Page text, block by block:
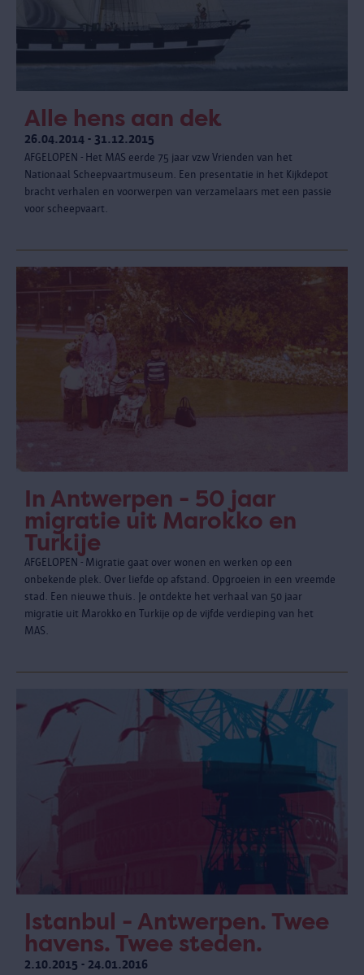
Alle hens aan dek
26.04.2014 - 31.12.2015
AFGELOPEN - Het MAS eerde 75 jaar vzw Vrienden van het
Nationaal Scheepvaartmuseum. Een presentatie in het Kijkdepot
bracht verhalen en voorwerpen van verzamelaars met een passie
voor scheepvaart.
In Antwerpen - 50 jaar
migratie uit Marokko en
Turkije
AFGELOPEN - Migratie gaat over wonen en werken op een
onbekende plek. Over liefde op afstand. Opgroeien in een vreemde
stad. Een nieuwe thuis. Je ontdekte het verhaal van 50 jaar
migratie uit Marokko en Turkije op de vijfde verdieping van het
MAS.
Istanbul - Antwerpen. Twee
havens. Twee steden.
2.10.2015 - 24.01.2016